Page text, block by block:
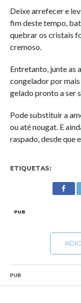
Deixe arrefecer e
fim deste tempo,
quebrar os cristais
cremoso.
Entretanto, junte as
congelador por
gelado pronto a ser
Pode substituir a
ou até nougat. E
raspado, desde que
ETIQUETAS:
PUB
PUB